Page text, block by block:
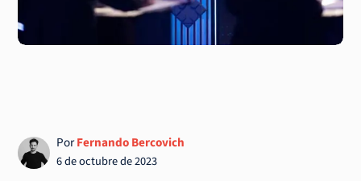
PorFernando Bercovich
6 de octubre de 2023